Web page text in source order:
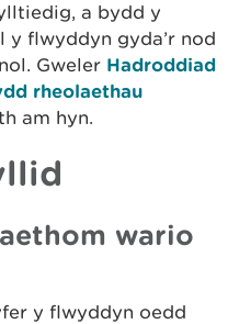
a bydd y
y flwyddyn gyda’r nod
Gweler Hadroddiad
rheolaethau
am hyn.
wario
y flwyddyn oedd